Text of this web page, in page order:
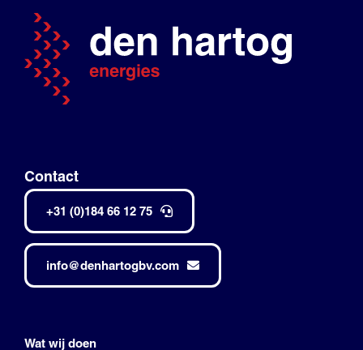
Contact
+31 (0)184 66 12 75
info@denhartogbv.com
Wat wij doen